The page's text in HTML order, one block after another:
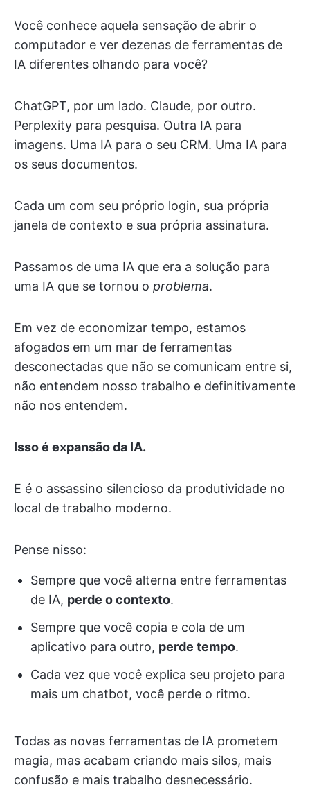
Você conhece aquela sensação de abrir o
computador e ver dezenas de ferramentas de
IA diferentes olhando para você?
ChatGPT, por um lado. Claude, por outro.
Perplexity para pesquisa. Outra IA para
imagens. Uma IA para o seu CRM. Uma IA para
os seus documentos.
Cada um com seu próprio login, sua própria
janela de contexto e sua própria assinatura.
Passamos de uma IA que era a solução para
uma IA que se tornou o problema.
Em vez de economizar tempo, estamos
afogados em um mar de ferramentas
desconectadas que não se comunicam entre si,
não entendem nosso trabalho e definitivamente
não nos entendem.
Isso é expansão da IA.
E é o assassino silencioso da produtividade no
local de trabalho moderno.
Pense nisso:
Sempre que você alterna entre ferramentas
de IA, perde o contexto.
Sempre que você copia e cola de um
aplicativo para outro, perde tempo.
Cada vez que você explica seu projeto para
mais um chatbot, você perde o ritmo.
Todas as novas ferramentas de IA prometem
magia, mas acabam criando mais silos, mais
confusão e mais trabalho desnecessário.